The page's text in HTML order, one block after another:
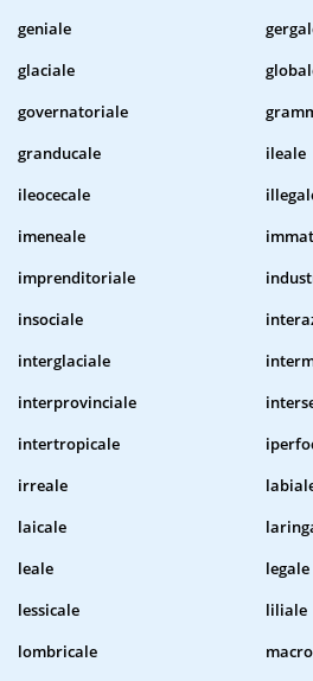
geniale
glaciale
governatoriale
granducale
ileale
ileocecale
imeneale
imprenditoriale
insociale
interglaciale
interprovinciale
intertropicale
irreale
laicale
leale
legale
lessicale
liliale
lombricale